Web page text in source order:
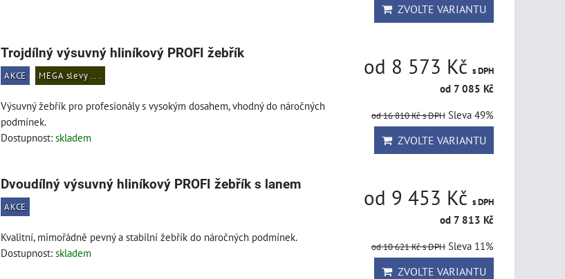
ZVOLTE VARIANTU
Trojdílný výsuvný hliníkový PROFI žebřík
AKCE MEGA slevy .. .
Výsuvný žebřík pro profesionály s vysokým dosahem, vhodný do náročných
podmínek.
Dostupnost: skladem
od 8 573 Kč s DPH
od 7 085 Kč
od 16 810 Kčs DPH Sleva 49%
ZVOLTE VARIANTU
Dvoudílný výsuvný hliníkový PROFI žebřík s lanem
AKCE
Kvalitní, mimořádně pevný a stabilní žebřík do náročných podmínek.
Dostupnost: skladem
od 9 453 Kč s DPH
od 7 813 Kč
od 10 621 Kčs DPH Sleva 11%
ZVOLTE VARIANTU